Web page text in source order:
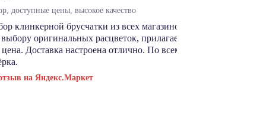
доступные цены, высокое качество
клинкерной брусчатки из всех магазинов, где я ее искал.
оригинальных расцветок, прилагается высшее качество
Доставка настроена отлично. По всем пунктам магазину
на Яндекс.Маркет